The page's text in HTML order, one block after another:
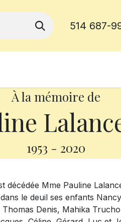
514 687-
À la mémoire de
1953 - 2020
décédée Mme Pauline
le deuil ses enfants
Denis, Mahika